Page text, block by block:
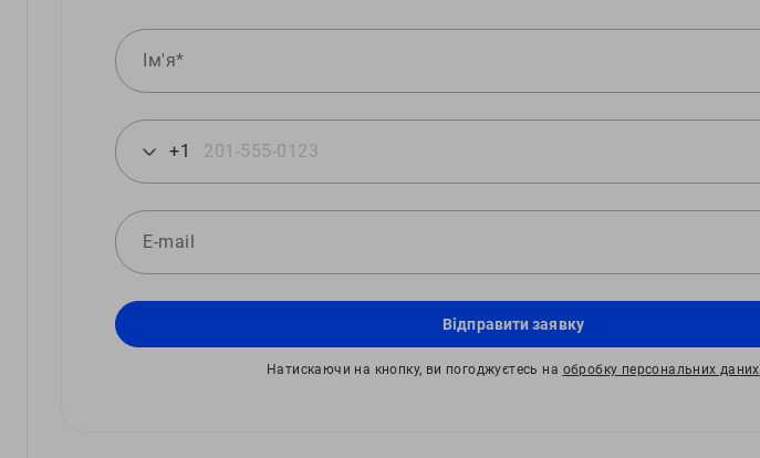
+1
Відправити заявку
Натискаючи на кнопку, ви погоджуєтесь на обробку персональних даних